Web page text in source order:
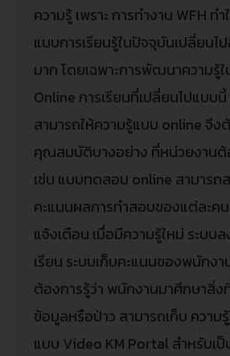
ความรู้ เพราะ การทำงาน WFH ทำ
แบบการเรียนรู้ในปัจจุบันเปลี่ยนไ
มาก โดยเฉพาะการพัฒนาความรู้
Online การเรียนที่เปลี่ยนไปแบบนี้
สามารถให้ความรู้แบบ online จึง
คุณสมบัติบางอย่าง ที่หน่วยงานต้
เช่น แบบทดสอบ online สามารถ
คะแนนผลการทำสอบของแต่ละคน
แจ้งเตือน เมื่อมีความรู้ใหม่ ระบบล
เรียน ระบบเก็บคะแนนของพนักงา
ต้องการรู้ว่า พนักงานมาศึกษาสิ่ง
ข้อมูลหรือป่าว สามารถเก็บ ความ
แบบ Video KM Portal สำหรับเป็